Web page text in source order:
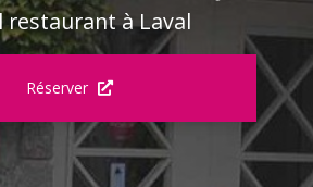
restaurant à Laval
Réserver